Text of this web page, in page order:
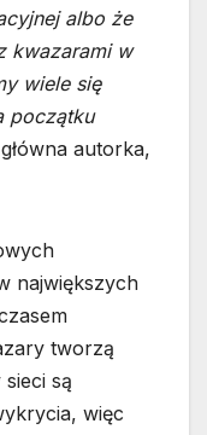
albo że
kwazarami w
wiele się
początku
autorka,
największych
tworzą
są
więc